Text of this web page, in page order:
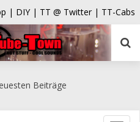
| DIY | TT @ Twitter | TT-Cabs
Beiträge